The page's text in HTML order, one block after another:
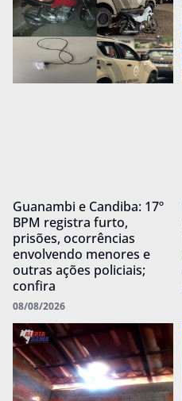
Guanambi e Candiba: 17º
BPM registra furto,
prisões, ocorrências
envolvendo menores e
outras ações policiais;
confira
08/08/2026